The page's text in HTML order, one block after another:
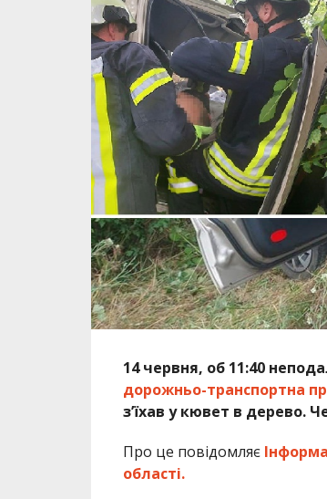
14 червня, об 11:40
дорожньо-транспортна
з’їхав у кювет в дерево.
Про це повідомляє
області.